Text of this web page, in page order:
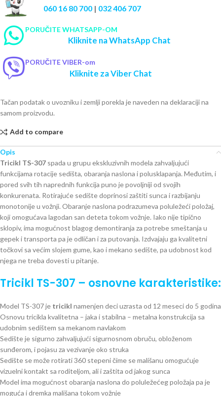
060 16 80 700 | 032 406 707
PORUČITE WHATSAPP-OM
Kliknite na WhatsApp Chat
PORUČITE VIBER-om
Kliknite za Viber Chat
Tačan podatak o uvozniku i zemlji porekla je naveden na deklaraciji na
samom proizvodu.
Add to compare
Opis
Tricikl TS-307 spada u grupu ekskluzivnih modela zahvaljujući
funkcijama rotacije sedišta, obaranja naslona i polusklapanja. Međutim, i
pored svih tih naprednih funkcija puno je povoljniji od svojih
konkurenata. Rotirajuće sedište doprinosi zaštiti sunca i razbijanju
monotonije u vožnji. Obaranje naslona podrazumeva poluležeći položaj,
koji omogućava lagodan san deteta tokom vožnje. Iako nije tipično
sklopiv, ima mogućnost blagog demontiranja za potrebe smeštanja u
gepek i transporta pa je odličan i za putovanja. Izdvajaju ga kvalitetni
točkovi sa većim slojem gume, kao i mekano sedište, pa udobnost kod
njega ne treba dovesti u pitanje.
Tricikl TS-307 – osnovne karakteristike:
Model TS-307 je tricikl namenjen deci uzrasta od 12 meseci do 5 godina
Osnovu tricikla kvalitetna – jaka i stabilna – metalna konstrukcija sa
udobnim sedištem sa mekanom navlakom
Sedište je sigurno zahvaljujući sigurnosnom obruču, obloženom
sunđerom, i pojasu za vezivanje oko struka
Sedište se može rotirati 360 stepeni čime se mališanu omogućuje
vizuelni kontakt sa roditeljom, ali i zaštita od jakog sunca
Model ima mogućnost obaranja naslona do poluležećeg položaja pa je
moguća i dremka mališana tokom vožnje